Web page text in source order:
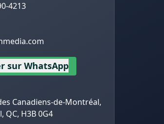
4213
sur WhatsApp
Canadiens-de-Montréal,
QC, H3B 0G4